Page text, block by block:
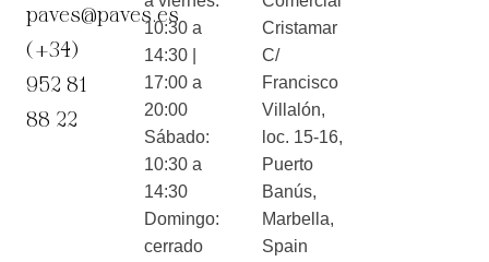
paves@paves.es
(+34)
952 81
88 22
10:30 a
14:30 |
17:00 a
20:00
Sábado:
10:30 a
14:30
Domingo:
cerrado
Cristamar
C/
Francisco
Villalón,
loc. 15-16,
Puerto
Banús,
Marbella,
Spain